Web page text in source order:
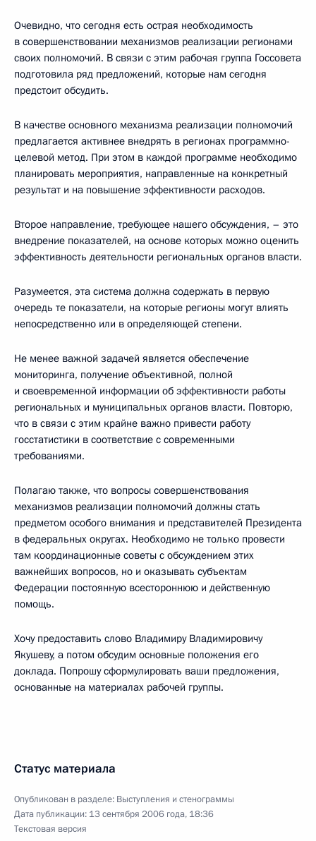
Очевидно, что сегодня есть острая необходимость
в совершенствовании механизмов реализации регионами
своих полномочий. В связи с этим рабочая группа Госсовета
подготовила ряд предложений, которые нам сегодня
предстоит обсудить.
В качестве основного механизма реализации полномочий
предлагается активнее внедрять в регионах программно-
целевой метод. При этом в каждой программе необходимо
планировать мероприятия, направленные на конкретный
результат и на повышение эффективности расходов.
Второе направление, требующее нашего обсуждения, – это
внедрение показателей, на основе которых можно оценить
эффективность деятельности региональных органов власти.
Разумеется, эта система должна содержать в первую
очередь те показатели, на которые регионы могут влиять
непосредственно или в определяющей степени.
Не менее важной задачей является обеспечение
мониторинга, получение объективной, полной
и своевременной информации об эффективности работы
региональных и муниципальных органов власти. Повторю,
что в связи с этим крайне важно привести работу
госстатистики в соответствие с современными
требованиями.
Полагаю также, что вопросы совершенствования
механизмов реализации полномочий должны стать
предметом особого внимания и представителей Президента
в федеральных округах. Необходимо не только провести
там координационные советы с обсуждением этих
важнейших вопросов, но и оказывать субъектам
Федерации постоянную всестороннюю и действенную
помощь.
Хочу предоставить слово Владимиру Владимировичу
Якушеву, а потом обсудим основные положения его
доклада. Попрошу сформулировать ваши предложения,
основанные на материалах рабочей группы.
Статус материала
Опубликован в разделе: Выступления и стенограммы
Дата публикации: 13 сентября 2006 года, 18:36
Текстовая версия